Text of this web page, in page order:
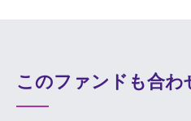
このファンドも合わ